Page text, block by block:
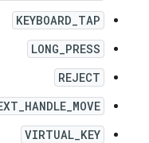
KEYBOARD_TAP
LONG_PRESS
REJECT
VIRTUAL_KEY